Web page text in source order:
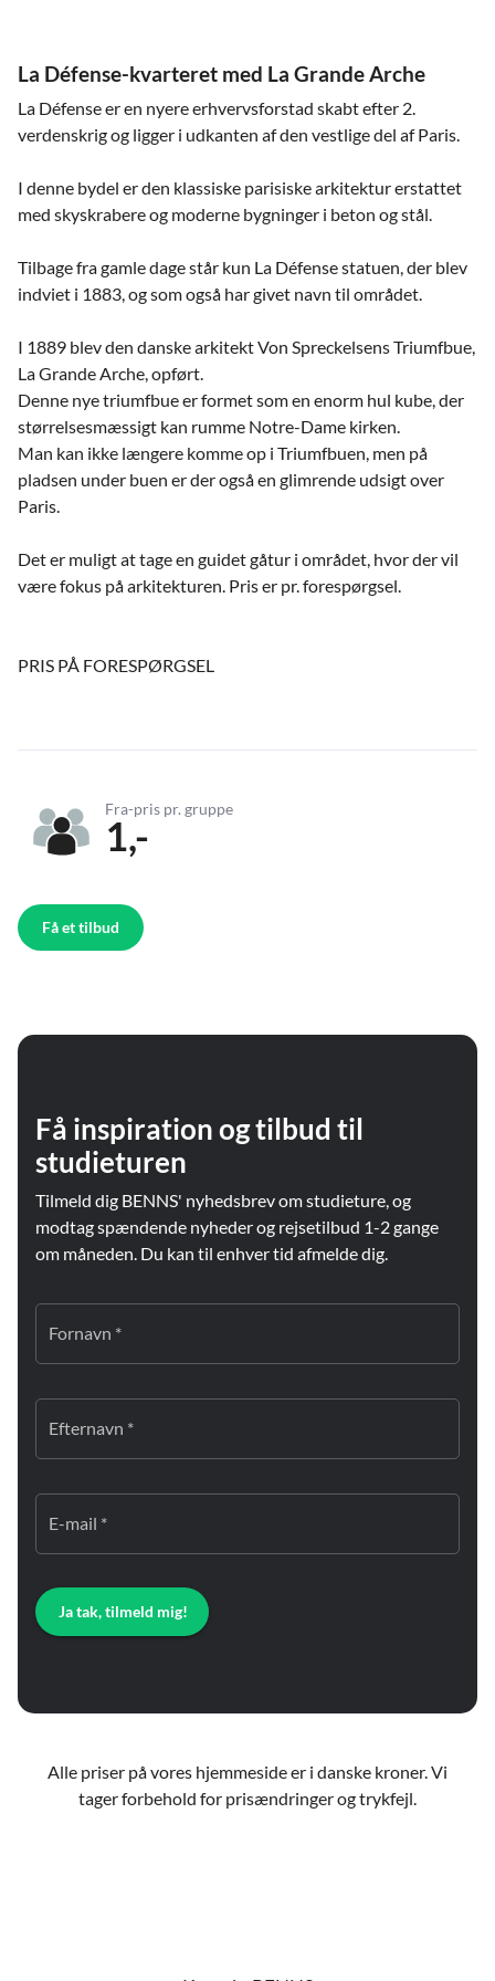
La Défense-kvarteret med La Grande Arche
La Défense er en nyere erhvervsforstad skabt efter 2.
verdenskrig og ligger i udkanten af den vestlige del af Paris.
I denne bydel er den klassiske parisiske arkitektur erstattet
med skyskrabere og moderne bygninger i beton og stål.
Tilbage fra gamle dage står kun La Défense statuen, der blev
indviet i 1883, og som også har givet navn til området.
I 1889 blev den danske arkitekt Von Spreckelsens Triumfbue,
La Grande Arche, opført.
Denne nye triumfbue er formet som en enorm hul kube, der
størrelsesmæssigt kan rumme Notre-Dame kirken.
Man kan ikke længere komme op i Triumfbuen, men på
pladsen under buen er der også en glimrende udsigt over
Paris.
Det er muligt at tage en guidet gåtur i området, hvor der vil
være fokus på arkitekturen. Pris er pr. forespørgsel.
PRIS PÅ FORESPØRGSEL
Fra-pris pr. gruppe
1,-
Få et tilbud
Få inspiration og tilbud til
studieturen
Tilmeld dig BENNS' nyhedsbrev om studieture, og
modtag spændende nyheder og rejsetilbud 1-2 gange
om måneden. Du kan til enhver tid afmelde dig.
Fornavn *
Efternavn *
E-mail *
Ja tak, tilmeld mig!
Alle priser på vores hjemmeside er i danske kroner. Vi
tager forbehold for prisændringer og trykfejl.